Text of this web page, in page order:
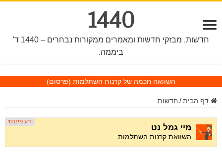
1440
חדשות, מבזקי חדשות ומאמרים ממקורות נבחרים – 1440 ד'
ביממה.
השוואה חכמה של קרנות השתלמות (פרסום)
דף הבית / חדשות